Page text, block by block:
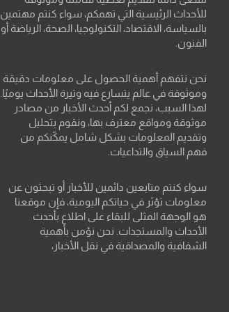
للأحداث الرئيسية التي تهمكم، سواء كنتم مهتمين
بالسياسة، الاقتصاد، التكنولوجيا، الصحة، الرياضة أو
الفنون.
نحن نتفهم أهمية الحصول على معلومات دقيقة
وموثوقة في عالم يتسارع فيه وتيرة الأحداث يوميًا.
لهذا السبب، نجمع لكم أحدث الأخبار من مصادر
موثوقة ومواقع معترف بها، ونقوم بتحليل
وتقديم المعلومات بشكل شامل يمكّنكم من
فهم السياق والتداعيات.
سواء كنتم متابعين دائمين للأخبار أو تبحثون عن
معلومات تؤثر في حياتكم اليومية، فإن موقعنا
هو الوجهة المثلى للبقاء على اطلاع بأحدث
الأحداث والمستجدات. نحن نؤمن بأهمية
الشفافية والمصداقية في نقل الأخبار،